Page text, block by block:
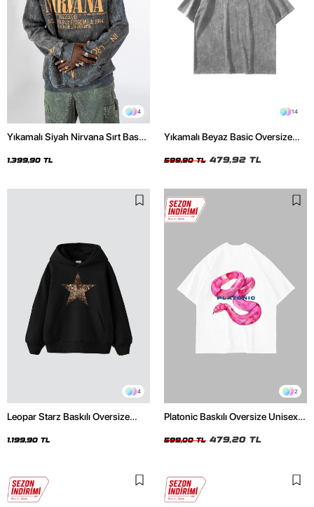
4
Yıkamalı Siyah Nirvana Sırt Baskılı
1.399,90 TL
14
Yıkamalı Beyaz Basic Oversize
599,90 TL 479,92 TL
4
Leopar Starz Baskılı Oversize
1.199,90 TL
2
Platonic Baskılı Oversize Unisex
599,00 TL 479,20 TL